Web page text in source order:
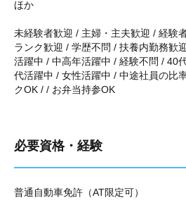
ほか
未経験者歓迎 / 主婦・主夫歓迎 / 経験
ランク歓迎 / 学歴不問 / 扶養内勤務歓
活躍中 / 中高年活躍中 / 経験不問 / 40
代活躍中 / 女性活躍中 / 中途社員の比
クOK / / お弁当持参OK
必要資格・経験
普通自動車免許（AT限定可）